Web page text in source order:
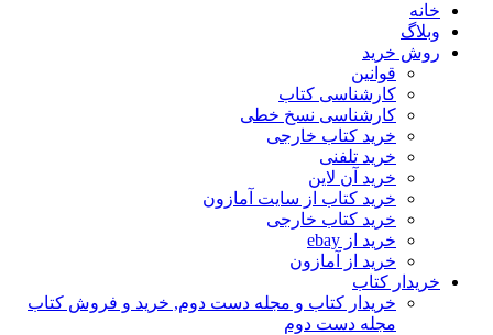
خانه
وبلاگ
روش خرید
قوانین
کارشناسی کتاب
کارشناسی نسخ خطی
خرید کتاب خارجی
خرید تلفنی
خرید آن لاین
خرید کتاب از سایت آمازون
خرید کتاب خارجی
خرید از ebay
خرید از آمازون
خریدار کتاب
خریدار کتاب و مجله دست دوم, خرید و فروش کتاب
مجله دست دوم